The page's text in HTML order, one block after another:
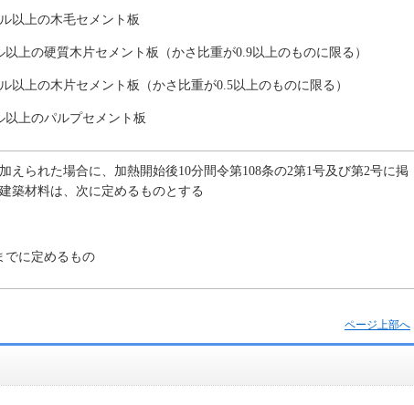
以上の木毛セメント板
以上の硬質木片セメント板（かさ比重が0.9以上のものに限る）
以上の木片セメント板（かさ比重が0.5以上のものに限る）
以上のパルプセメント板
えられた場合に、加熱開始後10分間令第108条の2第1号及び第2号に掲
築材料は、次に定めるものとする
でに定めるもの
ページ上部へ